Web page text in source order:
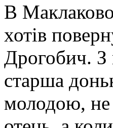
В
хотів
Дрогобич. З
старша
молодою, не